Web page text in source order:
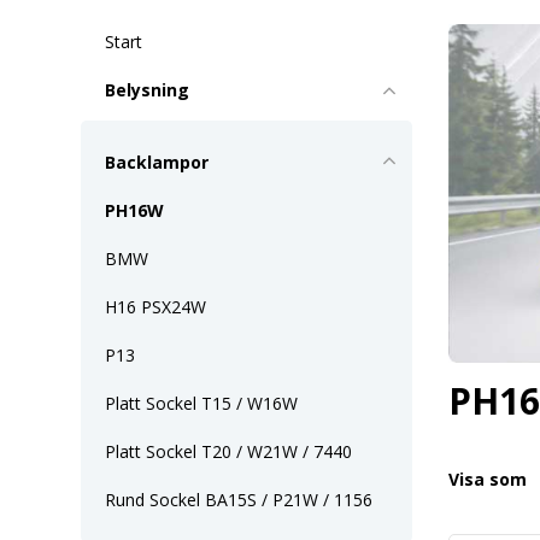
Start
Belysning
Backlampor
PH16W
BMW
H16 PSX24W
P13
Platt Sockel T15 / W16W
Platt Sockel T20 / W21W / 7440
Rund Sockel BA15S / P21W / 1156
Visa som